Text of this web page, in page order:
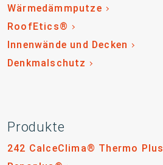
Wärmedämmputze
RoofEtics®
Innenwände und Decken
Denkmalschutz
Produkte
242 CalceClima® Thermo Plus